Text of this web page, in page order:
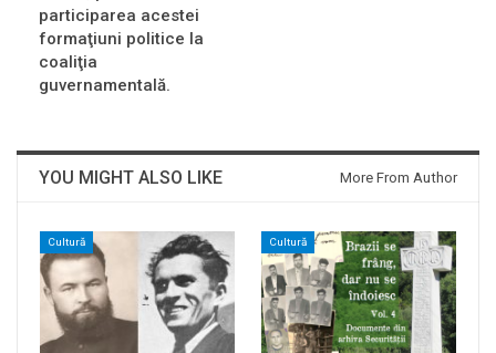
participarea acestei
formaţiuni politice la
coaliţia
guvernamentală.
YOU MIGHT ALSO LIKE More From Author
Cultură Cultură